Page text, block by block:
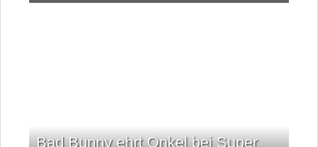
Bad Bunny ehrt Onkel bei Super